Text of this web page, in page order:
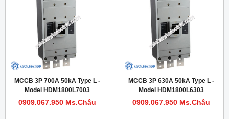
MCCB 3P 700A 50kA Type L -
Model HDM1800L7003
0909.067.950 Ms.Châu
MCCB 3P 630A 50kA Type L -
Model HDM1800L6303
0909.067.950 Ms.Châu